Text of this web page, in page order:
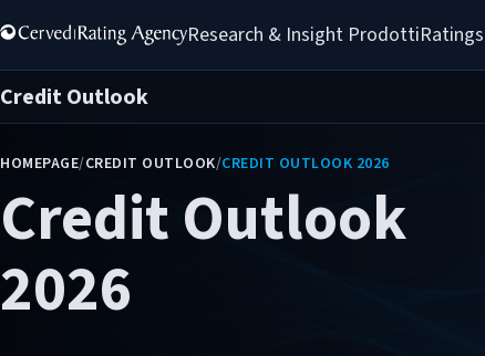
Research & Insight ProdottiRatings
Credit Outlook
HOMEPAGE/CREDIT OUTLOOK/CREDIT OUTLOOK 2026
Credit Outlook
2026